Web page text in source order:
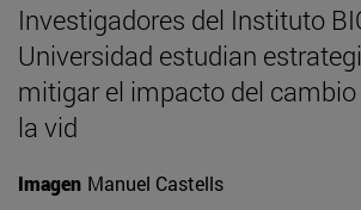
Investigadores del Instituto
Universidad estudian
mitigar el impacto del
la vid
Imagen Manuel Castells